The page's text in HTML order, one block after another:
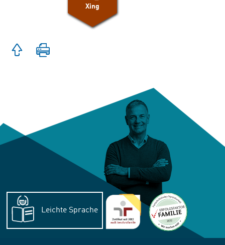
Xing
Zum
Seitenanfang
springen
Leichte Sprache